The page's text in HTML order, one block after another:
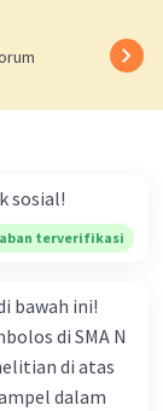
sosial!
terverifikasi
bawah ini!
di SMA N
dalam